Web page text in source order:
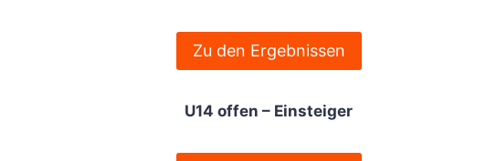
Zu den Ergebnissen
U14 offen – Einsteiger